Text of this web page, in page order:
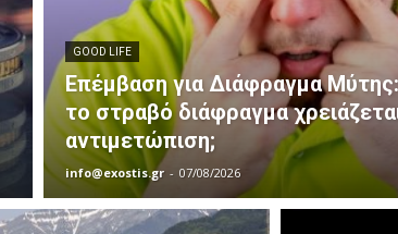
GOOD LIFE
Επέμβαση για Διάφραγμα
το στραβό διάφραγμα
αντιμετώπιση;
info@exostis.gr - 07/08/2026